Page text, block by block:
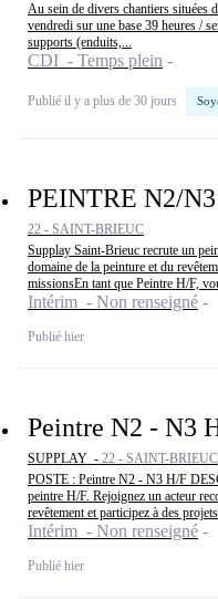
Au sein de divers chantiers situées
vendredi sur une base 39 heures /
supports (enduits,...
CDI - Temps plein
Publié il y a plus de 30 jours
PEINTRE N2/
22 - SAINT-BRIEUC
Supplay Saint-Brieuc recrute un
domaine de la peinture et du
missionsEn tant que Peintre H/F,
Intérim - Non renseigné
Publié hier
Peintre N2 - N3
SUPPLAY - 22 - SAINT-BRIEUC
POSTE : Peintre N2 - N3 H/F
peintre H/F. Rejoignez un acteur
revêtement et participez à des
Intérim - Non renseigné
Publié hier